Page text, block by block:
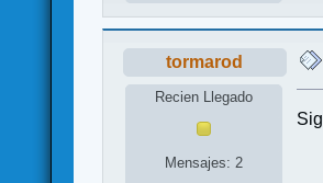
tormarod
Recien Llegado
Mensajes: 2